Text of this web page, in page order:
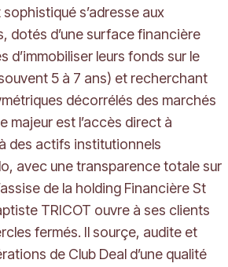
s’adresse aux
dotés d’une surface financière
d’immobiliser leurs fonds sur le
5 à 7 ans) et recherchant
décorrélés des marchés
majeur est l’accès direct à
des actifs institutionnels
avec une transparence totale sur
de la holding Financière St
TRICOT ouvre à ses clients
fermés. Il sourçe, audite et
de Club Deal d’une qualité